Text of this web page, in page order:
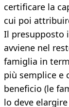
certificare la
cui poi
Il presupposto
avviene nel
famiglia in
più semplice e
beneficio (le
lo deve